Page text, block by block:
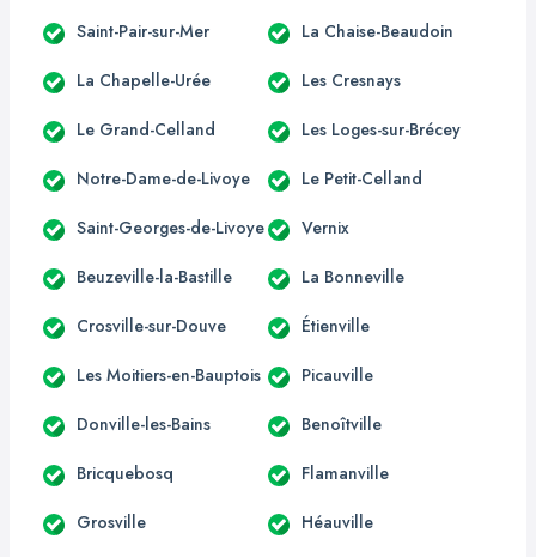
Saint-Pair-sur-Mer La Chaise-Beaudoin
La Chapelle-Urée Les Cresnays
Le Grand-Celland Les Loges-sur-Brécey
Notre-Dame-de-Livoye Le Petit-Celland
Saint-Georges-de-Livoye Vernix
Beuzeville-la-Bastille La Bonneville
Crosville-sur-Douve Étienville
Les Moitiers-en-Bauptois Picauville
Donville-les-Bains Benoîtville
Bricquebosq Flamanville
Grosville Héauville